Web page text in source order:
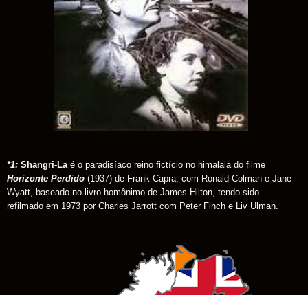
*1: Shangri-La é o paradisíaco reino fictício no himalaia do filme
Horizonte Perdido (1937) de Frank Capra, com Ronald Colman e Jane
Wyatt, baseado no livro homônimo de James Hilton, tendo sido
refilmado em 1973 por Charles Jarrott com Peter Finch e Liv Ulman.